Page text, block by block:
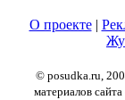
О проекте|
© posudka.ru,
материалов